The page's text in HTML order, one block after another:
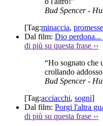
Bud Spencer-
[Tag:minaccia, promesse
Dal film: Dio perdona...
di più su questa frase ››
“Ho sognato che
crollando
Bud Spencer-
[Tag:acciacchi, sogni]
Dal film: Porgi l'altra
di più su questa frase ››